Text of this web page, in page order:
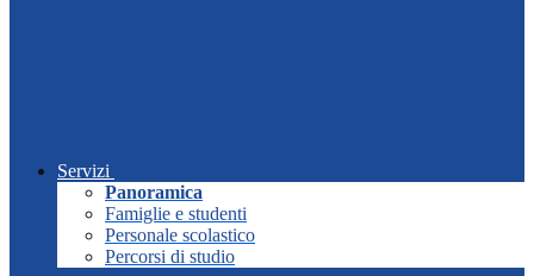
Servizi
Panoramica
Famiglie e studenti
Personale scolastico
Percorsi di studio